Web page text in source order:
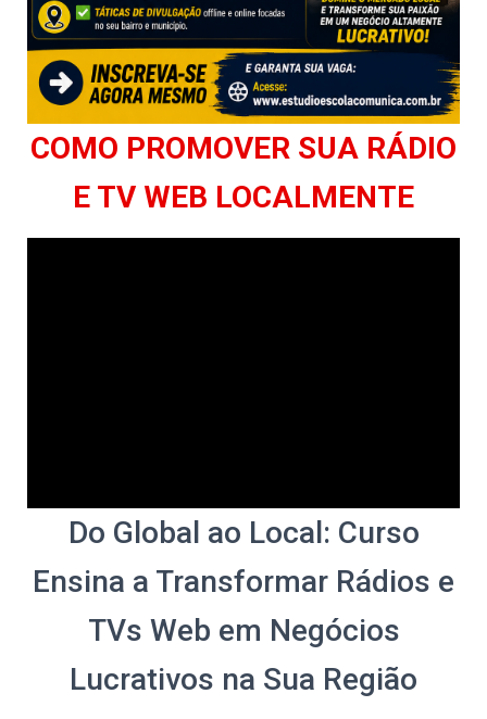
COMO PROMOVER SUA RÁDIO
E TV WEB LOCALMENTE
Do Global ao Local: Curso
Ensina a Transformar Rádios e
TVs Web em Negócios
Lucrativos na Sua Região